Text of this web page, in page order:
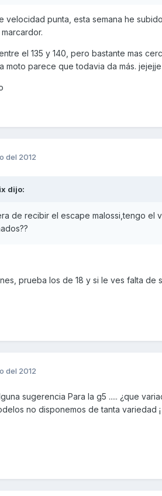
velocidad punta, esta semana he
el 135 y 140, pero bastante mas
moto parece que todavia da más. jejejje
del 2012
dijo:
de recibir el escape malossi,tengo el
prueba los de 18 y si le ves falta de
del 2012
sugerencia Para la g5 ..... ¿que
no disponemos de tanta variedad ¡